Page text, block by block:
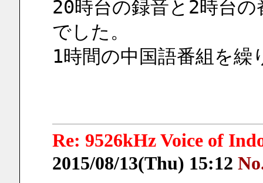
20時台の録音と2時台
でした。
1時間の中国語番組を
Re: 9526kHz Voice of
2015/08/13(Thu) 15:12